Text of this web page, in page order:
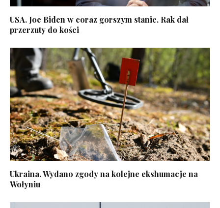
USA. Joe Biden w coraz gorszym stanie. Rak dał
przerzuty do kości
Ukraina. Wydano zgody na kolejne ekshumacje na
Wołyniu